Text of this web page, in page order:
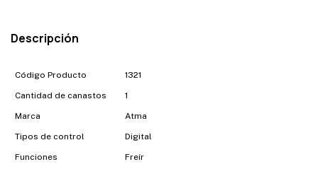
Descripción
Código Producto 1321
Cantidad de canastos 1
Marca Atma
Tipos de control Digital
Funciones Freír